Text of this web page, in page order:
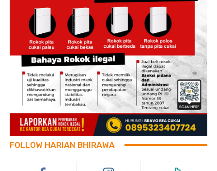
FOLLOW HARIAN BHIRAWA